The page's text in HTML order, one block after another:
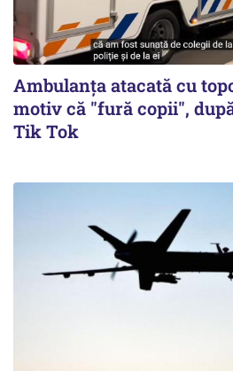
Ambulanța atacată cu
motiv că "fură copii",
Tik Tok